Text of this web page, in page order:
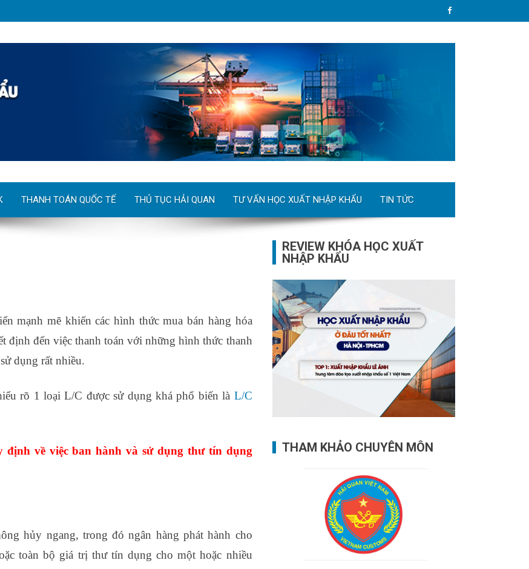
THANH TOÁN QUỐC TẾ THỦ TỤC HẢI QUAN TƯ VẤN HỌC XUẤT NHẬP KHẨU TIN TỨC
mạnh mẽ khiến các hình thức mua bán hàng hóa
định đến việc thanh toán với những hình thức thanh
dụng rất nhiều.
rõ 1 loại L/C được sử dụng khá phổ biến là L/C
định về việc ban hành và sử dụng thư tín dụng
hủy ngang, trong đó ngân hàng phát hành cho
toàn bộ giá trị thư tín dụng cho một hoặc nhiều
REVIEW KHÓA HỌC XUẤT
NHẬP KHẨU
THAM KHẢO CHUYÊN MÔN